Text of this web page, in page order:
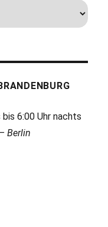
6:00 Uhr nachts
Berlin